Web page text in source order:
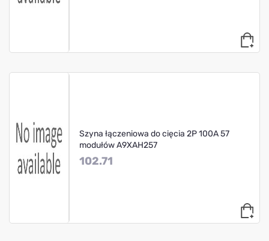
Szyna łączeniowa do cięcia 2P 100A 57
modułów A9XAH257
102.71